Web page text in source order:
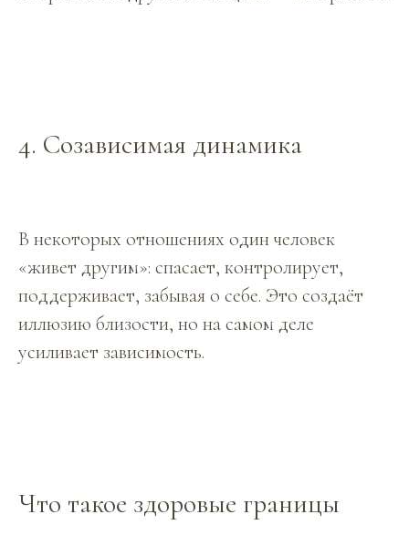
4. Созависимая динамика
В некоторых отношениях один человек
«живет другим»: спасает, контролирует,
поддерживает, забывая о себе. Это создаёт
иллюзию близости, но на самом деле
усиливает зависимость.
Что такое здоровые границы